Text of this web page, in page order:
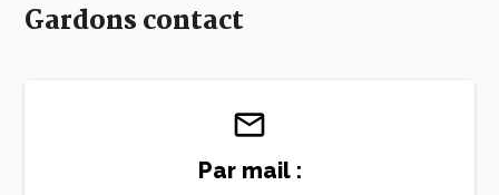
Gardons contact
mail_outline
Par mail :